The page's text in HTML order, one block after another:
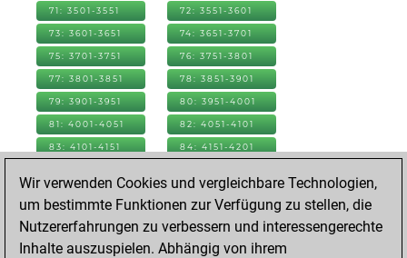
71: 3501-3551 72: 3551-3601
73: 3601-3651 74: 3651-3701
75: 3701-3751 76: 3751-3801
77: 3801-3851 78: 3851-3901
79: 3901-3951 80: 3951-4001
81: 4001-4051 82: 4051-4101
83: 4101-4151 84: 4151-4201
88: 4351-4401
90: 4451-4501
91: 4501-4551
Wir verwenden Cookies und vergleichbare Technologien,
um bestimmte Funktionen zur Verfügung zu stellen, die
Nutzererfahrungen zu verbessern und interessengerechte
Inhalte auszuspielen. Abhängig von ihrem